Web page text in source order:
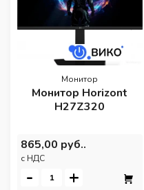
Монитор
Монитор Horizont
H27Z320
865,00 руб..
c НДС
- +